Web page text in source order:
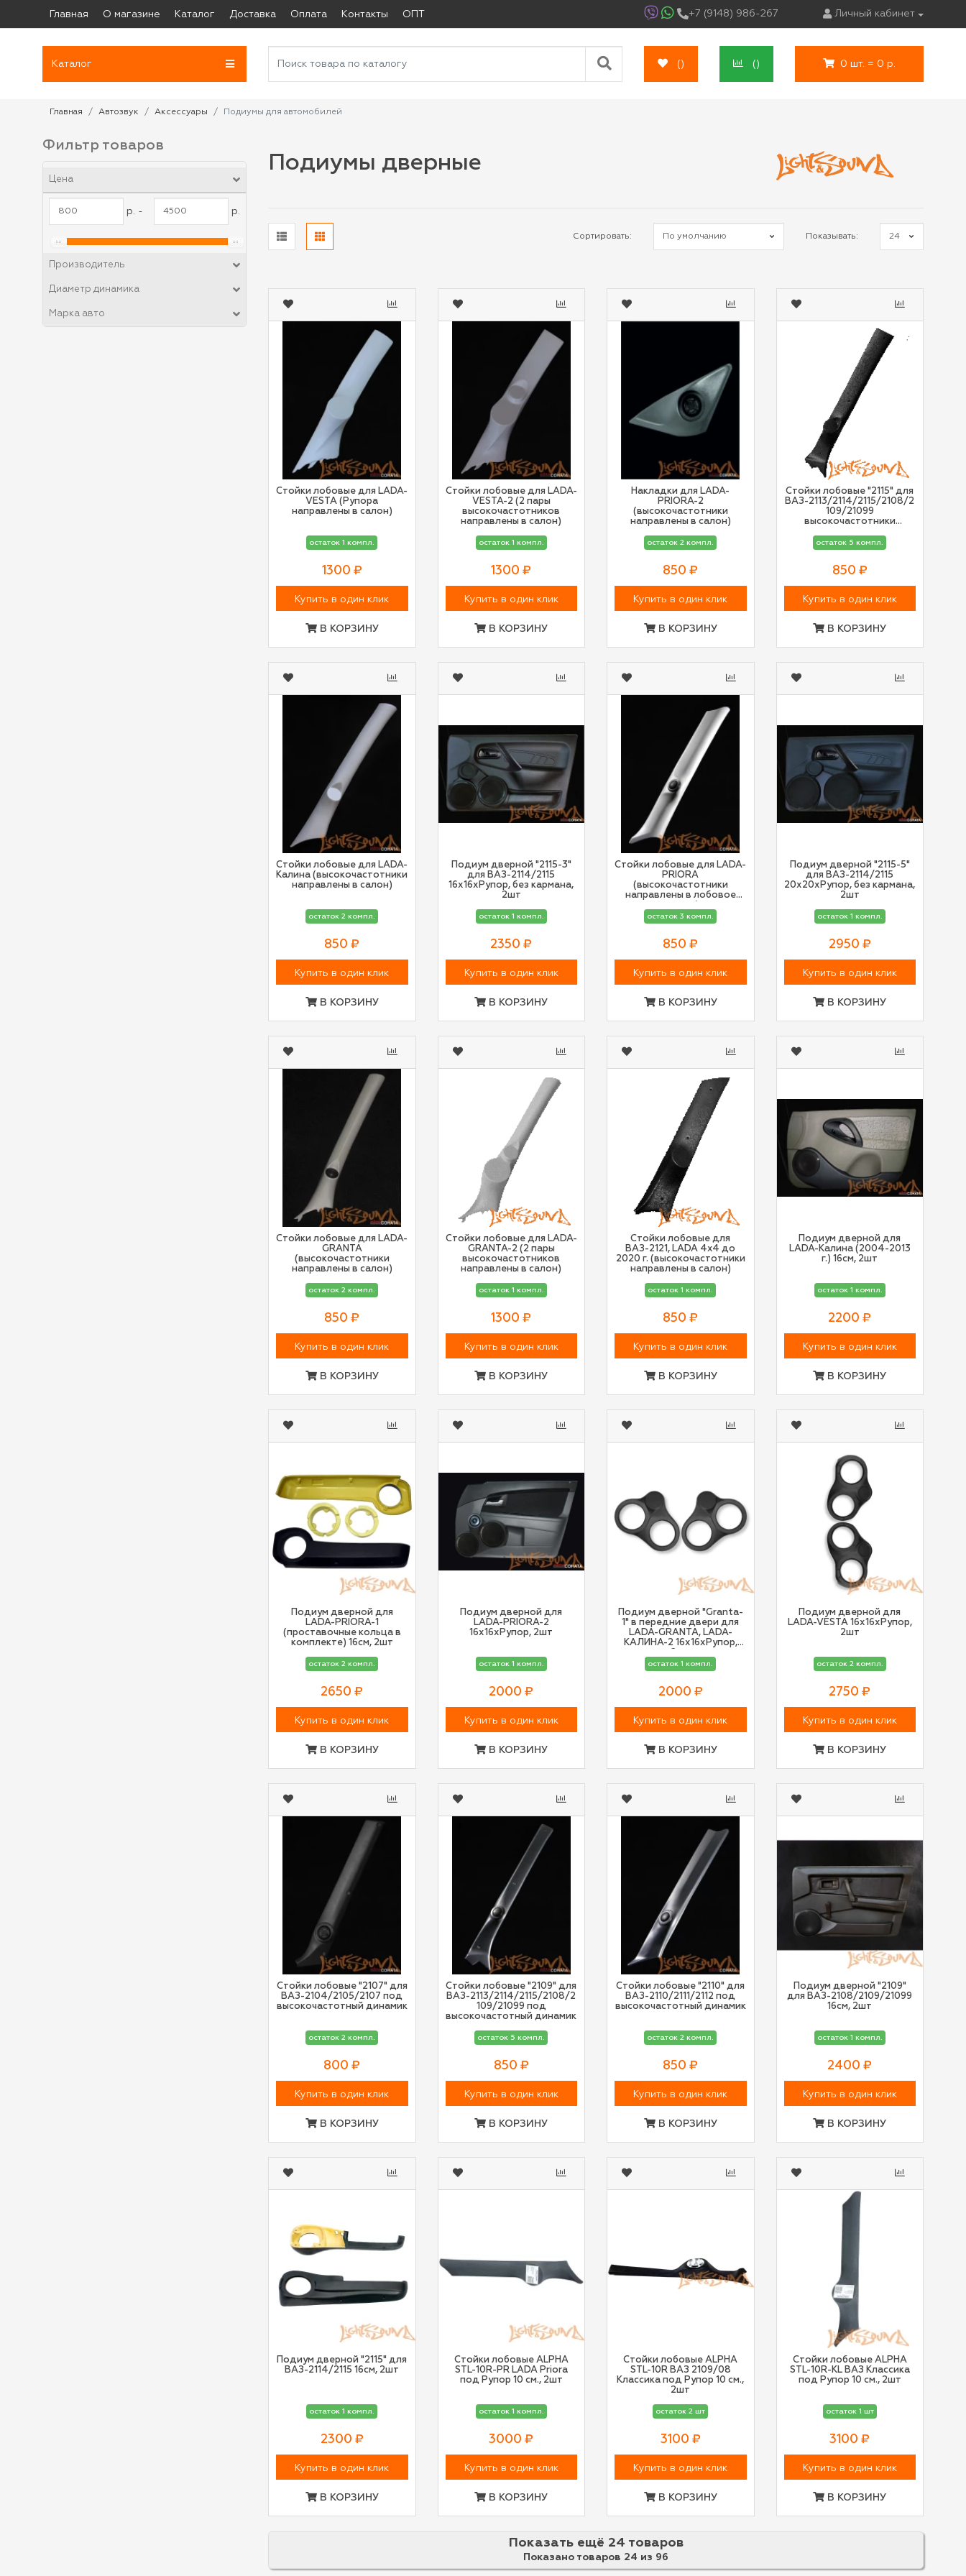
Главная О магазине Каталог Доставка Оплата Контакты ОПТ +7 (9148) 986-267 Личный кабинет
Каталог () () 0 шт. = 0 р.
Главная Автозвук Аксессуары Подиумы для автомобилей
Фильтр товаров
Цена
р. - р.
Производитель
Диаметр динамика
Марка авто
Подиумы дверные
Сортировать: Показывать:
Стойки лобовые для LADA-
VESTA (Рупора
направлены в салон)
остаток 1 компл.
1300 ₽
Купить в один клик
В КОРЗИНУ
Стойки лобовые для LADA-
VESTA-2 (2 пары
высокочастотников
направлены в салон)
остаток 1 компл.
1300 ₽
Купить в один клик
В КОРЗИНУ
Накладки для LADA-
PRIORA-2
(высокочастотники
направлены в салон)
остаток 2 компл.
850 ₽
Купить в один клик
В КОРЗИНУ
Стойки лобовые "2115" для
ВАЗ-2113/2114/2115/2108/2
109/21099
высокочастотники
остаток 5 компл.
850 ₽
Купить в один клик
В КОРЗИНУ
Стойки лобовые для LADA-
Калина (высокочастотники
направлены в салон)
остаток 2 компл.
850 ₽
Купить в один клик
В КОРЗИНУ
Подиум дверной "2115-3"
для ВАЗ-2114/2115
16х16хРупор, без кармана,
2шт
остаток 1 компл.
2350 ₽
Купить в один клик
В КОРЗИНУ
Стойки лобовые для LADA-
PRIORA
(высокочастотники
направлены в лобовое
остаток 3 компл.
850 ₽
Купить в один клик
В КОРЗИНУ
Подиум дверной "2115-5"
для ВАЗ-2114/2115
20х20хРупор, без кармана,
2шт
остаток 1 компл.
2950 ₽
Купить в один клик
В КОРЗИНУ
Стойки лобовые для LADA-
GRANTA
(высокочастотники
направлены в салон)
остаток 2 компл.
850 ₽
Купить в один клик
В КОРЗИНУ
Стойки лобовые для LADA-
GRANTA-2 (2 пары
высокочастотников
направлены в салон)
остаток 1 компл.
1300 ₽
Купить в один клик
В КОРЗИНУ
Стойки лобовые для
ВАЗ-2121, LADA 4x4 до
2020 г. (высокочастотники
направлены в салон)
остаток 1 компл.
850 ₽
Купить в один клик
В КОРЗИНУ
Подиум дверной для
LADA-Калина (2004-2013
г.) 16см, 2шт
остаток 1 компл.
2200 ₽
Купить в один клик
В КОРЗИНУ
Подиум дверной для
LADA-PRIORA-1
(проставочные кольца в
комплекте) 16см, 2шт
остаток 2 компл.
2650 ₽
Купить в один клик
В КОРЗИНУ
Подиум дверной для
LADA-PRIORA-2
16х16хРупор, 2шт
остаток 1 компл.
2000 ₽
Купить в один клик
В КОРЗИНУ
Подиум дверной "Granta-
1" в передние двери для
LADA-GRANTA, LADA-
КАЛИНА-2 16х16хРупор,
остаток 1 компл.
2000 ₽
Купить в один клик
В КОРЗИНУ
Подиум дверной для
LADA-VESTA 16х16хРупор,
2шт
остаток 2 компл.
2750 ₽
Купить в один клик
В КОРЗИНУ
Стойки лобовые "2107" для
ВАЗ-2104/2105/2107 под
высокочастотный динамик
остаток 2 компл.
800 ₽
Купить в один клик
В КОРЗИНУ
Стойки лобовые "2109" для
ВАЗ-2113/2114/2115/2108/2
109/21099 под
высокочастотный динамик
остаток 5 компл.
850 ₽
Купить в один клик
В КОРЗИНУ
Стойки лобовые "2110" для
ВАЗ-2110/2111/2112 под
высокочастотный динамик
остаток 2 компл.
850 ₽
Купить в один клик
В КОРЗИНУ
Подиум дверной "2109"
для ВАЗ-2108/2109/21099
16см, 2шт
остаток 1 компл.
2400 ₽
Купить в один клик
В КОРЗИНУ
Подиум дверной "2115" для
ВАЗ-2114/2115 16см, 2шт
остаток 1 компл.
2300 ₽
Купить в один клик
В КОРЗИНУ
Стойки лобовые ALPHA
STL-10R-PR LADA Priora
под Рупор 10 см., 2шт
остаток 1 компл.
3000 ₽
Купить в один клик
В КОРЗИНУ
Стойки лобовые ALPHA
STL-10R ВАЗ 2109/08
Классика под Рупор 10 см.,
2шт
остаток 2 шт
3100 ₽
Купить в один клик
В КОРЗИНУ
Стойки лобовые ALPHA
STL-10R-KL ВАЗ Классика
под Рупор 10 см., 2шт
остаток 1 шт
3100 ₽
Купить в один клик
В КОРЗИНУ
Показать ещё 24 товаров
Показано товаров 24 из 96